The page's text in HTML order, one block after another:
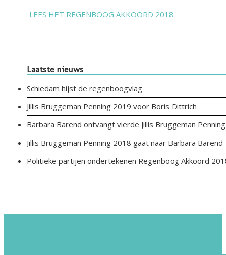
LEES HET REGENBOOG AKKOORD 2018
Laatste nieuws
Schiedam hijst de regenboogvlag
Jillis Bruggeman Penning 2019 voor Boris Dittrich
Barbara Barend ontvangt vierde Jillis Bruggeman Penning
Jillis Bruggeman Penning 2018 gaat naar Barbara Barend
Politieke partijen ondertekenen Regenboog Akkoord